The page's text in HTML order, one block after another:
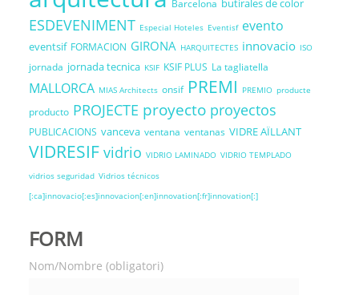
Barcelona butirales de color
ESDEVENIMENT Especial Hoteles Eventisf evento
eventsif FORMACION GIRONA HARQUITECTES innovacio ISO
jornada jornada tecnica KSIF KSIF PLUS La tagliatella
MALLORCA MIAS Architects onsif PREMI PREMIO producte
producto PROJECTE proyecto proyectos
PUBLICACIONS vanceva ventana ventanas VIDRE AÏLLANT
VIDRESIF vidrio VIDRIO LAMINADO VIDRIO TEMPLADO
vidrios seguridad Vidrios técnicos
[:ca]innovacio[:es]innovacion[:en]innovation[:fr]innovation[:]
FORM
Nom/Nombre (obligatori)